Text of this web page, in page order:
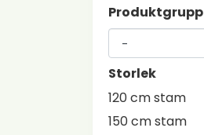
Produktgrupp
Storlek
120 cm stam
150 cm stam